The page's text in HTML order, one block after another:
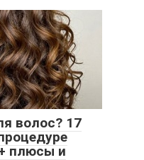
волос? 17
плюсы и